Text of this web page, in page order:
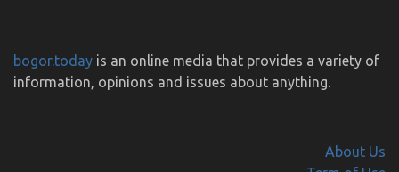
bogor.today is an online media that provides a variety of
information, opinions and issues about anything.
About Us